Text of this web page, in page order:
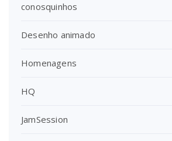
conosquinhos
Desenho animado
Homenagens
HQ
JamSession